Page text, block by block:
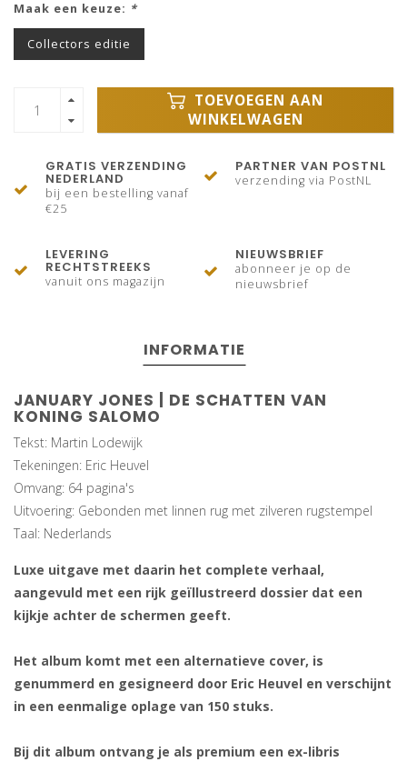
Maak een keuze: *
Collectors editie
TOEVOEGEN AAN
WINKELWAGEN
GRATIS VERZENDING
NEDERLAND
bij een bestelling vanaf
€25
PARTNER VAN POSTNL
verzending via PostNL
LEVERING
RECHTSTREEKS
vanuit ons magazijn
NIEUWSBRIEF
abonneer je op de
nieuwsbrief
INFORMATIE
JANUARY JONES | DE SCHATTEN VAN
KONING SALOMO
Tekst: Martin Lodewijk
Tekeningen: Eric Heuvel
Omvang: 64 pagina's
Uitvoering: Gebonden met linnen rug met zilveren rugstempel
Taal: Nederlands
Luxe uitgave met daarin het complete verhaal,
aangevuld met een rijk geïllustreerd dossier dat een
kijkje achter de schermen geeft.
Het album komt met een alternatieve cover, is
genummerd en gesigneerd door Eric Heuvel en verschijnt
in een eenmalige oplage van 150 stuks.
Bij dit album ontvang je als premium een ex-libris